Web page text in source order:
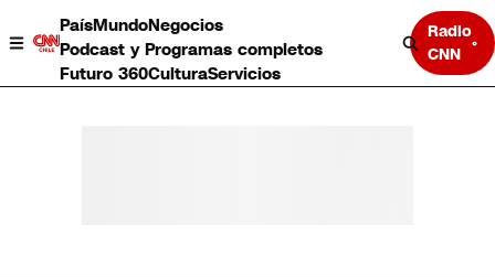
PaísMundoNegocios
Podcast y Programas completos
Futuro 360CulturaServicios
Radio
CNN